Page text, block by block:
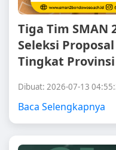
Tiga Tim SMAN
Seleksi
Tingkat
Dibuat: 2026-07-13
Baca Selengkapnya